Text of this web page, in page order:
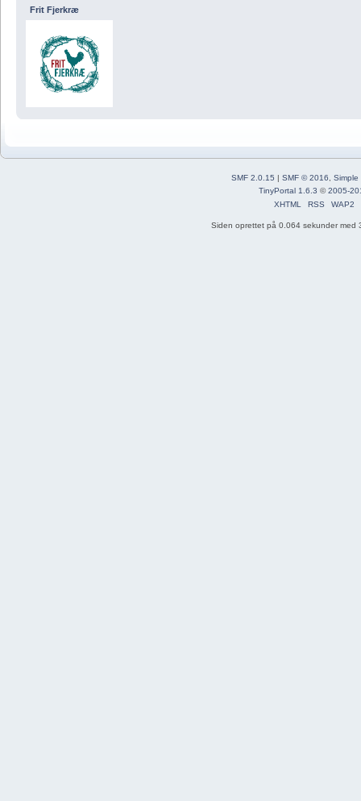
Frit Fjerkræ
SMF 2.0.15 | SMF © 2016
Simple
TinyPortal 1.6.3 ©2005-
XHTML
RSS WAP2
Siden oprettet på 0.064 sekunder med